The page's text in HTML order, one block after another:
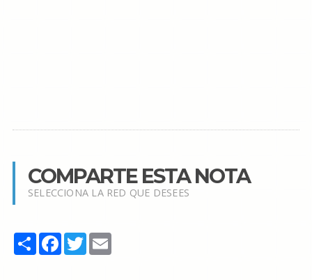
COMPARTE ESTA NOTA
SELECCIONA LA RED QUE DESEES
Share Facebook
TwitterEmail